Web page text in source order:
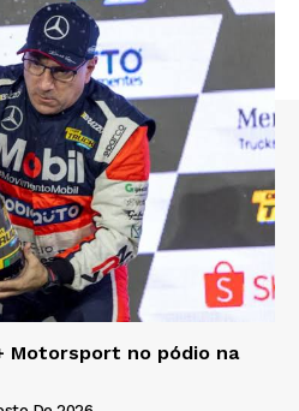
Motorsport no pódio na